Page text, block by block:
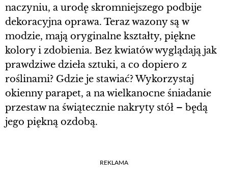
naczyniu, a urodę skromniejszego podbije
dekoracyjna oprawa. Teraz wazony są w
modzie, mają oryginalne kształty, piękne
kolory i zdobienia. Bez kwiatów wyglądają jak
prawdziwe dzieła sztuki, a co dopiero z
roślinami? Gdzie je stawiać? Wykorzystaj
okienny parapet, a na wielkanocne śniadanie
przestaw na świątecznie nakryty stół – będą
jego piękną ozdobą.
REKLAMA